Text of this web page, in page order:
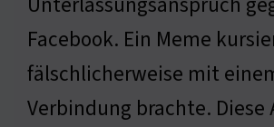
Facebook. Ein Meme
fälschlicherweise mit
Verbindung brachte. Diese